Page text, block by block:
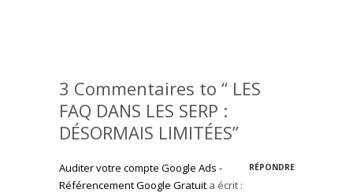
3 Commentaires to “ LES
FAQ DANS LES SERP :
DÉSORMAIS LIMITÉES”
Auditer votre compte Google Ads -
Référencement Google Gratuit a écrit :
RÉPONDRE